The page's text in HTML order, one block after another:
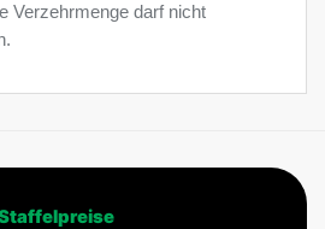
Verzehrmenge darf nicht